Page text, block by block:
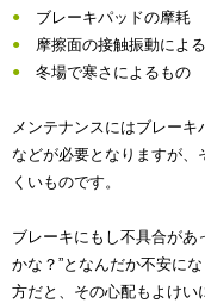
ブレーキパッドの摩耗
摩擦面の接触振動によ
冬場で寒さによるもの
メンテナンスにはブレー
などが必要となりますが、
くいものです。
ブレーキにもし不具合があ
かな？”となんだか不安に
方だと、その心配もよけい